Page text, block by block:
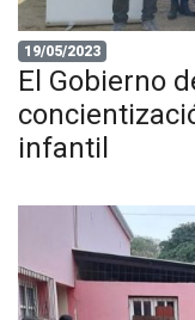
19/05/2023
El Gobierno
infantil